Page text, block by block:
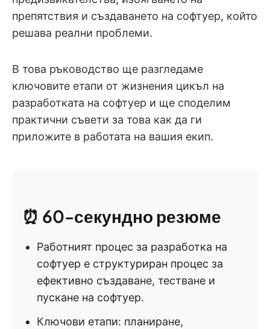
препятствия и създаването на софтуер, който
решава реални проблеми.
В това ръководство ще разгледаме
ключовите етапи от жизнения цикъл на
разработката на софтуер и ще споделим
практични съвети за това как да ги
приложите в работата на вашия екип.
⏰ 60-секундно резюме
Работният процес за разработка на
софтуер е структуриран процес за
ефективно създаване, тестване и
пускане на софтуер.
Ключови етапи: планиране,